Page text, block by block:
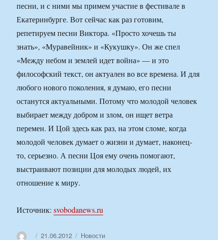
песни, и с ними мы примем участие в фестивале в
Екатеринбурге. Вот сейчас как раз готовим,
репетируем песни Виктора. «Просто хочешь ты
знать», «Муравейник» и «Кукушку». Он же спел
«Между небом и землей идет война» — и это
философский текст, он актуален во все времена. И для
любого нового поколения, я думаю, его песни
останутся актуальными. Потому что молодой человек
выбирает между добром и злом, он ищет ветра
перемен. И Цой здесь как раз, на этом сломе, когда
молодой человек думает о жизни и думает, наконец-
то, серьезно. А песни Цоя ему очень помогают,
выстраивают позиции для молодых людей, их
отношение к миру.
Источник:svobodanews.ru
АвторОпубликовано
21.06.2012 Рубрики
Новости